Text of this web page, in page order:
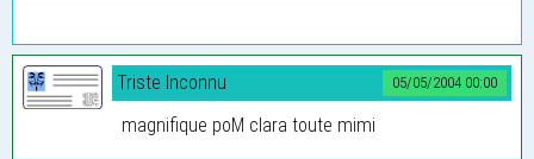
05/05/2004 00:00
Triste Inconnu
magnifique poM clara toute mimi